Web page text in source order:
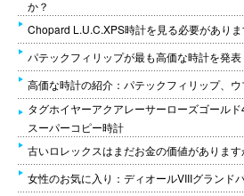
か？
Chopard L.U.C.XPS時計を見る必要がありま
パテックフィリップが最も高価な時計を発表
高価な時計の紹介：パテックフィリップ、ウ
タグホイヤーアクアレーサーローズゴール
スーパーコピー時計
古いロレックスはまだお金の価値があります
女性のお気に入り：ディオールVIIIグランド